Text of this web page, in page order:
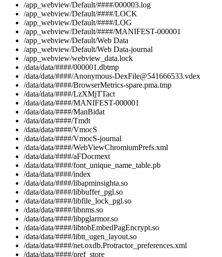
/app_webview/Default/####/000003.log
/app_webview/Default/####/LOCK
/app_webview/Default/####/LOG
/app_webview/Default/####/MANIFEST-000001
/app_webview/Default/Web Data
/app_webview/Default/Web Data-journal
/app_webview/webview_data.lock
/data/data/####/000001.dbtmp
/data/data/####/Anonymous-DexFile@541666533.vdex
/data/data/####/BrowserMetrics-spare.pma.tmp
/data/data/####/LzXMjTTact
/data/data/####/MANIFEST-000001
/data/data/####/ManBidat
/data/data/####/Tmdt
/data/data/####/VmocS
/data/data/####/VmocS-journal
/data/data/####/WebViewChromiumPrefs.xml
/data/data/####/aFDocmext
/data/data/####/font_unique_name_table.pb
/data/data/####/index
/data/data/####/libapminsighta.so
/data/data/####/libbuffer_pgl.so
/data/data/####/libfile_lock_pgl.so
/data/data/####/libnms.so
/data/data/####/libpglarmor.so
/data/data/####/libtobEmbedPagEncrypt.so
/data/data/####/libtt_ugen_layout.so
/data/data/####/net.oxdb.Protractor_preferences.xml
/data/data/####/pref_store